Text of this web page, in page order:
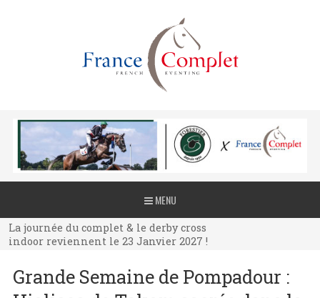
MENU
La journée du complet & le derby cross
indoor reviennent le 23 Janvier 2027 !
La journée du complet & le derby cross
indoor reviennent le 23 Janvier 2027 !
indoor reviennent le 23 Janvier 2027 !
Grande Semaine de Pompadour :